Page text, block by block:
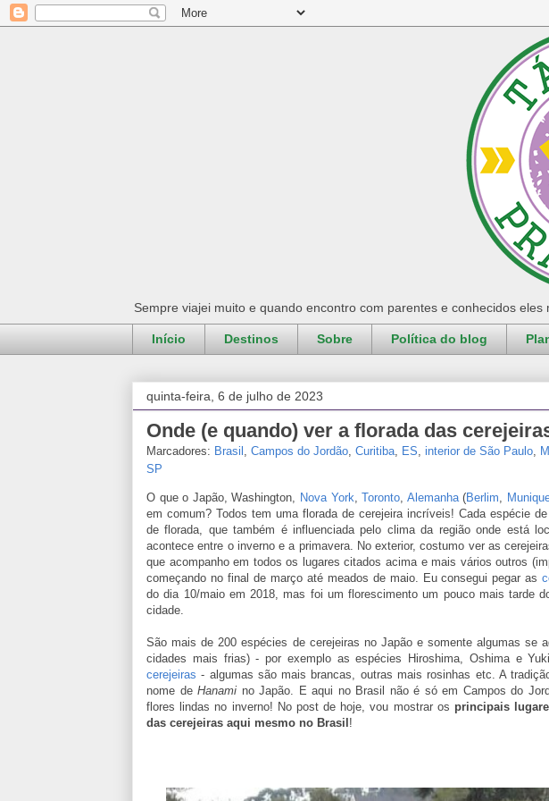
Sempre viajei muito e quando encontro com parentes e conhecidos
Início Destinos Sobre Política do blog
quinta-feira, 6 de julho de 2023
Onde (e quando) ver a florada das
Marcadores: Brasil Campos do Jordão Curitiba ES interior de São Paulo
SP
O que o Japão, Washington, Nova York ,Toronto Alemanha(Berlim
em comum? Todos tem uma florada de cerejeira incríveis! Cada espécie
de florada, que também é influenciada pelo clima da região onde está
acontece entre o inverno e a primavera. No exterior, costumo ver as
que acompanho em todos os lugares citados acima e mais vários outros
começando no final de março até meados de maio. Eu consegui pegar as
do dia 10/maio em 2018, mas foi um florescimento um pouco mais tarde
cidade.
São mais de 200 espécies de cerejeiras no Japão e somente algumas se
cidades mais frias) - por exemplo as espécies Hiroshima, Oshima e
cerejeiras - algumas são mais brancas, outras mais rosinhas etc. A
nome de Hanami no Japão. E aqui no Brasil não é só em Campos do
flores lindas no inverno! No post de hoje, vou mostrar os principais
das cerejeiras aqui mesmo no Brasil !